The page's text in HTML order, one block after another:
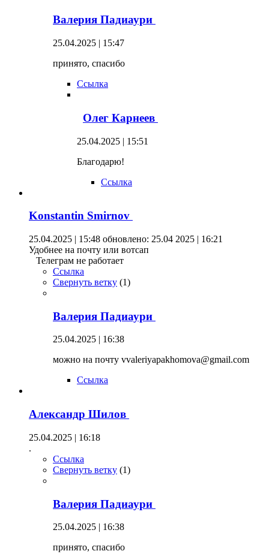
Валерия Падиаури
25.04.2025 | 15:47
принято, спасибо
Ссылка
Олег Карнеев
25.04.2025 | 15:51
Благодарю!
Ссылка
Konstantin Smirnov
25.04.2025 | 15:48 обновлено: 25.04 2025 | 16:21
Удобнее на почту или вотсап
Телеграм не работает
Ссылка
Свернуть ветку (1)
Валерия Падиаури
25.04.2025 | 16:38
можно на почту vvaleriyapakhomova@gmail.com
Ссылка
Александр Шилов
25.04.2025 | 16:18
.
Ссылка
Свернуть ветку (1)
Валерия Падиаури
25.04.2025 | 16:38
принято, спасибо